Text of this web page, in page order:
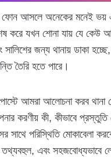
ফোন আসলে অনেকের মনেই ভয়
করে যখন শোনা যায় যে কেউ
সালিশের জন্য থানায় ডাকা
তৈরি হতে পারে।
আমরা আলোচনা করব থানা
করণীয় কী, কীভাবে প্রস্তুতি
সাথে পরিস্থিতি মোকাবেলা
তথ্যবহুল, এবং সহজবোধ্যভাবে